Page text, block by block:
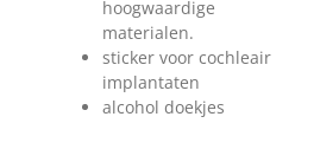
hoogwaardige
materialen.
sticker voor cochleair
implantaten
alcohol doekjes